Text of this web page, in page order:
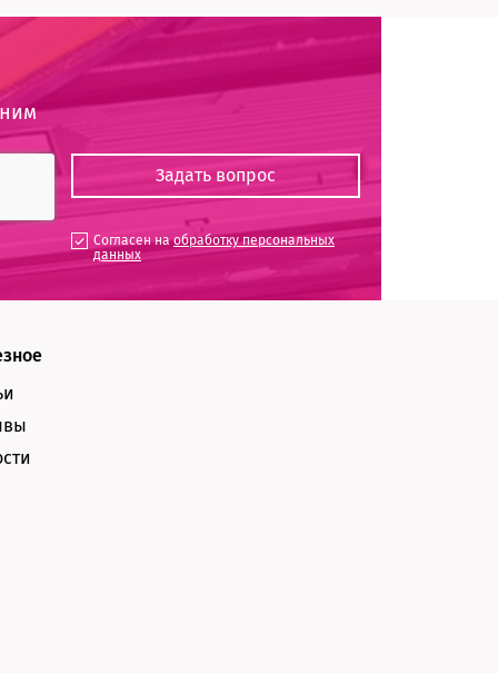
Согласен наобработку персональных
данных